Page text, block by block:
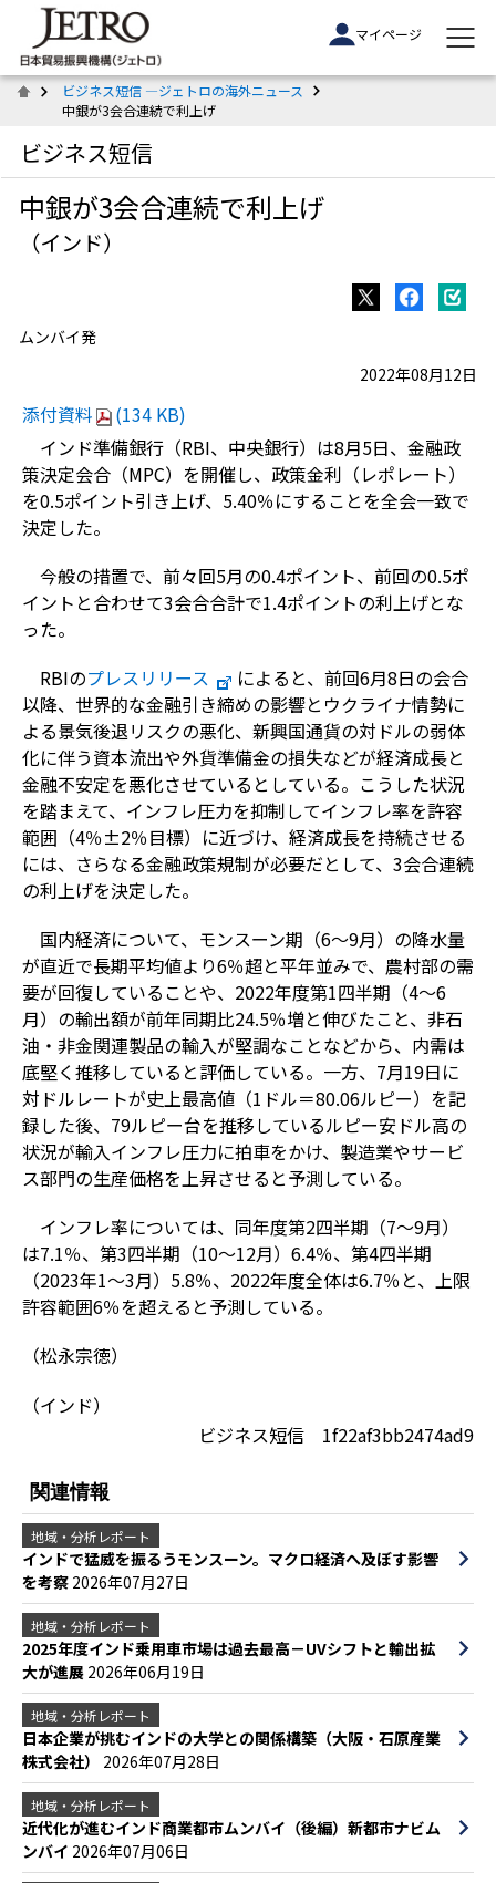
マイページ
ビジネス短信 ―ジェトロの海外ニュース
中銀が3会合連続で利上げ
ビジネス短信
中銀が3会合連続で利上げ
（インド）
ムンバイ発
2022年08月12日
添付資料
(134 KB)
インド準備銀行（RBI、中央銀行）は8月5日、金融政
策決定会合（MPC）を開催し、政策金利（レポレート）
を0.5ポイント引き上げ、 5.40％にすることを全会一致で
決定した。
今般の措置で、前々回5月の0.4ポイント、前回の0.5ポ
イントと合わせて3会合合計で1.4ポイントの利上げとな
った。
RBIのプレスリリース によると、前回6月8日の会合
以降、世界的な金融引き締めの影響とウクライナ情勢に
よる景気後退リスクの悪化、新興国通貨の対ドルの弱体
化に伴う資本流出や外貨準備金の損失などが経済成長と
金融不安定を悪化させているとしている。こうした状況
を踏まえて、インフレ圧力を抑制してインフレ率を許容
範囲（4％±2％目標）に近づけ、経済成長を持続させる
には、さらなる金融政策規制が必要だとして、 3会合連続
の利上げを決定した。
国内経済について、モンスーン期（6～9月）の降水量
が直近で長期平均値より6％超と平年並みで、農村部の需
要が回復していることや、 2022年度第1四半期（4～6
月）の輸出額が前年同期比24.5％増と伸びたこと、非石
油・非金関連製品の輸入が堅調なことなどから、内需は
底堅く推移していると評価している。一方、 7月19日に
対ドルレートが史上最高値（1 ドル＝80.06ルピー）を記
録した後、 79ルピー台を推移しているルピー安ドル高の
状況が輸入インフレ圧力に拍車をかけ、製造業やサービ
ス部門の生産価格を上昇させると予測している。
インフレ率については、同年度第2四半期（7～9月）
は7.1％、第3四半期（10～12月） 6.4％、第4四半期
（2023年1～3月） 5.8％、 2022年度全体は6.7％と、上限
許容範囲6％を超えると予測している。
（松永宗徳）
（インド）
ビジネス短信 1f22af3bb2474ad9
関連情報
地域・分析レポート
インドで猛威を振るうモンスーン。マクロ経済へ及ぼす影響
を考察 2026年07月27日
地域・分析レポート
2025年度インド乗用車市場は過去最高－UVシフトと輸出拡
大が進展 2026年06月19日
地域・分析レポート
日本企業が挑むインドの大学との関係構築（大阪・石原産業
株式会社） 2026年07月28日
地域・分析レポート
近代化が進むインド商業都市ムンバイ（後編）新都市ナビム
ンバイ 2026年07月06日